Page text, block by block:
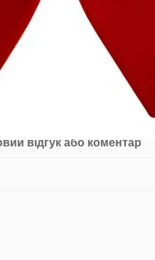
відгук або коментар